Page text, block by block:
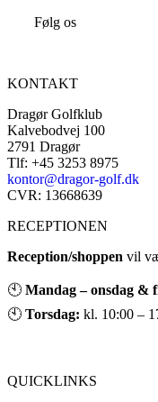
Følg os
KONTAKT
Dragør Golfklub
Kalvebodvej 100
2791 Dragør
Tlf: +45 3253 8975
kontor@dragor-golf.dk
CVR: 13668639
RECEPTIONEN
Reception/shoppen vil
🕙 Mandag – onsdag &
🕙 Torsdag: kl. 10:00 –
QUICKLINKS